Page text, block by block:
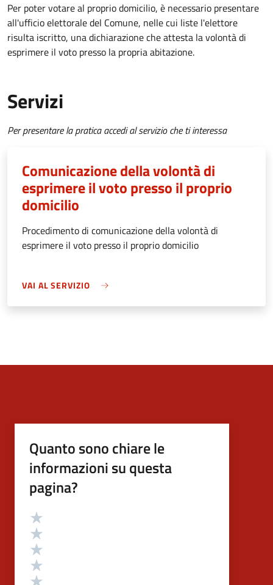
Per poter votare al proprio domicilio, è necessario presentare
all'ufficio elettorale del Comune, nelle cui liste l'elettore
risulta iscritto, una dichiarazione che attesta la volontà di
esprimere il voto presso la propria abitazione.
Servizi
Per presentare la pratica accedi al servizio che ti interessa
Comunicazione della volontà di
esprimere il voto presso il proprio
domicilio
Procedimento di comunicazione della volontà di
esprimere il voto presso il proprio domicilio
VAI AL SERVIZIO
Quanto sono chiare le
informazioni su questa
pagina?
Valutazione